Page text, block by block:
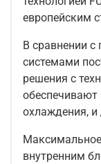
европейским
В сравнении
системами
решения с
охлаждения,
внутренним